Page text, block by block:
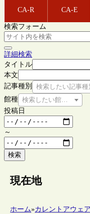
CA-R CA-E
検索フォーム
詳細検索
タイトル
本文
記事種別
検索したい記事
館種 検索したい館種を選択
投稿日
～
検索
現在地
ホーム»カレントアウェ